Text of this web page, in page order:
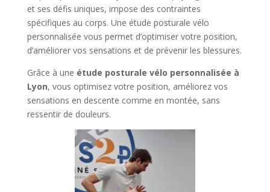
et ses défis uniques, impose des contraintes
spécifiques au corps. Une étude posturale vélo
personnalisée vous permet d’optimiser votre position,
d’améliorer vos sensations et de prévenir les blessures.
Grâce à une étude posturale vélo personnalisée à
Lyon, vous optimisez votre position, améliorez vos
sensations en descente comme en montée, sans
ressentir de douleurs.